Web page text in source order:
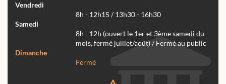
Vendredi
8h - 12h15 / 13h30 - 16h30
Samedi
8h - 12h (ouvert le 1er et 3ème samedi du
mois, fermé juillet/août) / Fermé au public
Dimanche
Fermé